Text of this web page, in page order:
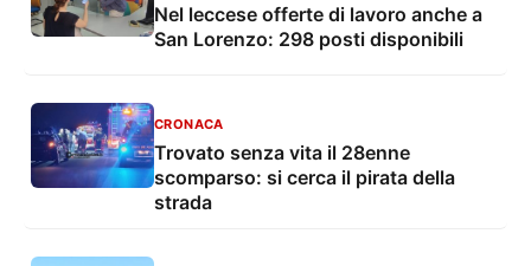
Nel leccese offerte di lavoro anche a
San Lorenzo: 298 posti disponibili
CRONACA
Trovato senza vita il 28enne
scomparso: si cerca il pirata della
strada